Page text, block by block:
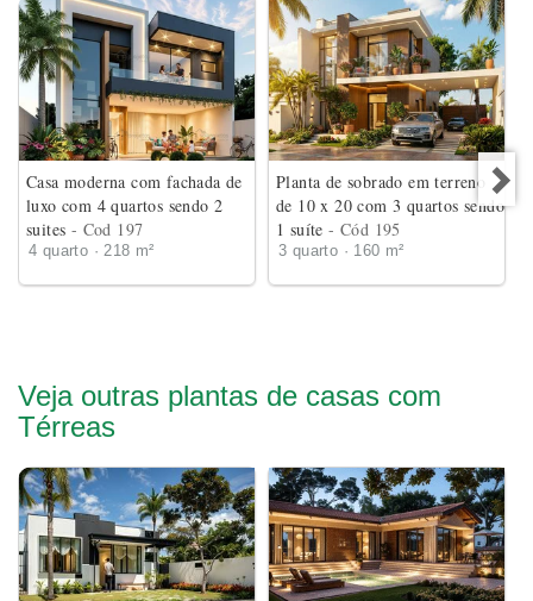
Casa moderna com fachada de
luxo com 4 quartos sendo 2
suites - Cod 197
4 quarto · 218 m²
Planta de sobrado em terreno
de 10 x 20 com 3 quartos sendo
1 suíte- Cód 195
3 quarto · 160 m²
Veja outras plantas de casas com
Térreas